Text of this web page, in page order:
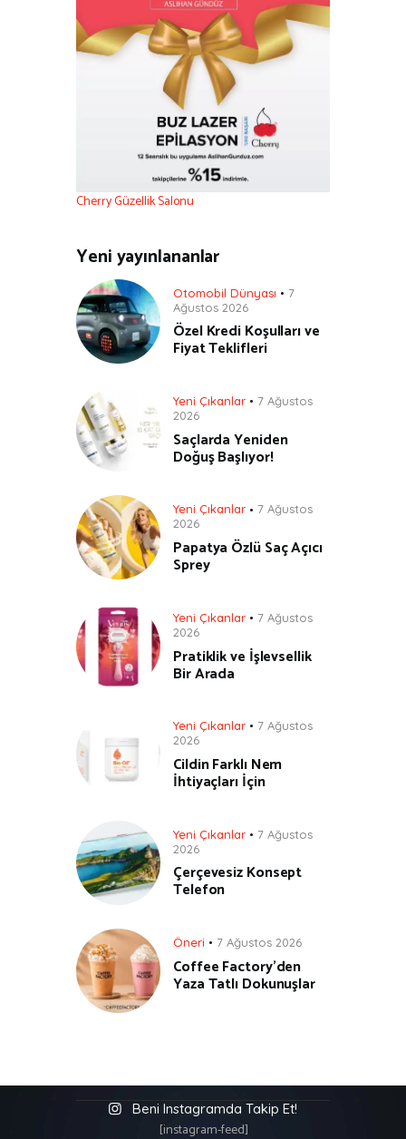
Cherry Güzellik Salonu
Yeni yayınlananlar
Otomobil Dünyası
7
Ağustos 2026
Özel Kredi Koşulları ve
Fiyat Teklifleri
Yeni Çıkanlar
7 Ağustos
2026
Saçlarda Yeniden
Doğuş Başlıyor!
Yeni Çıkanlar
7 Ağustos
2026
Papatya Özlü Saç Açıcı
Sprey
Yeni Çıkanlar
7 Ağustos
2026
Pratiklik ve İşlevsellik
Bir Arada
Yeni Çıkanlar
7 Ağustos
2026
Cildin Farklı Nem
İhtiyaçları İçin
Yeni Çıkanlar
7 Ağustos
2026
Çerçevesiz Konsept
Telefon
Öneri 7 Ağustos 2026
Coffee Factory’den
Yaza Tatlı Dokunuşlar
Beni Instagramda Takip Et!
[instagram-feed]